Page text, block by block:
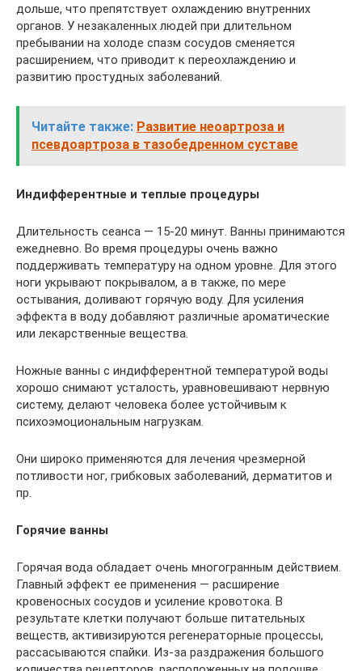
дольше, что препятствует охлаждению внутренних
органов. У незакаленных людей при длительном
пребывании на холоде спазм сосудов сменяется
расширением, что приводит к переохлаждению и
развитию простудных заболеваний.
Читайте также: Развитие неоартроза и
псевдоартроза в тазобедренном суставе
Индифферентные и теплые процедуры
Длительность сеанса — 15-20 минут. Ванны принимаются
ежедневно. Во время процедуры очень важно
поддерживать температуру на одном уровне. Для этого
ноги укрывают покрывалом, а в также, по мере
остывания, доливают горячую воду. Для усиления
эффекта в воду добавляют различные ароматические
или лекарственные вещества.
Ножные ванны с индифферентной температурой воды
хорошо снимают усталость, уравновешивают нервную
систему, делают человека более устойчивым к
психоэмоциональным нагрузкам.
Они широко применяются для лечения чрезмерной
потливости ног, грибковых заболеваний, дерматитов и
пр.
Горячие ванны
Горячая вода обладает очень многогранным действием.
Главный эффект ее применения — расширение
кровеносных сосудов и усиление кровотока. В
результате клетки получают больше питательных
веществ, активизируются регенераторные процессы,
рассасываются спайки. Из-за раздражения большого